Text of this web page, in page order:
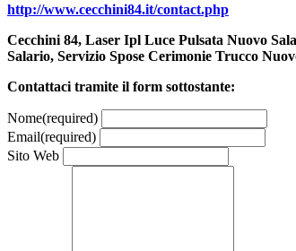
http://www.cecchini84.it/contact.php
Cecchini 84, Laser Ipl Luce Pulsata Nuovo
Salario, Servizio Spose Cerimonie Trucco
Contattaci tramite il form sottostante:
Nome(required)
Email(required)
Sito Web